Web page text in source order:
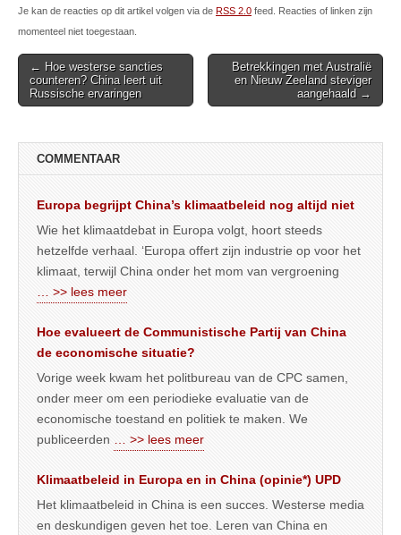
Je kan de reacties op dit artikel volgen via de RSS 2.0 feed. Reacties of linken zijn
momenteel niet toegestaan.
Post
navigation
← Hoe westerse sancties
counteren? China leert uit
Russische ervaringen
Betrekkingen met Australië
en Nieuw Zeeland steviger
aangehaald →
COMMENTAAR
Europa begrijpt China’s klimaatbeleid nog altijd niet
Wie het klimaatdebat in Europa volgt, hoort steeds
hetzelfde verhaal. ‘Europa offert zijn industrie op voor het
klimaat, terwijl China onder het mom van vergroening
… >> lees meer
Hoe evalueert de Communistische Partij van China
de economische situatie?
Vorige week kwam het politbureau van de CPC samen,
onder meer om een periodieke evaluatie van de
economische toestand en politiek te maken. We
publiceerden
… >> lees meer
Klimaatbeleid in Europa en in China (opinie*) UPD
Het klimaatbeleid in China is een succes. Westerse media
en deskundigen geven het toe. Leren van China en